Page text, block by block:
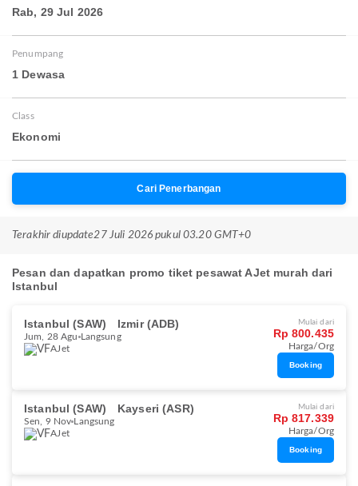
Rab, 29 Jul 2026
Penumpang
1 Dewasa
Class
Ekonomi
Cari Penerbangan
Terakhir diupdate27 Juli 2026 pukul 03.20 GMT+0
Pesan dan dapatkan promo tiket pesawat AJet murah dari
Istanbul
Istanbul (SAW) Izmir (ADB)
Jum, 28 Agu Langsung
AJet
Mulai dari
Rp 800.435
Harga/Org
Booking
Istanbul (SAW) Kayseri (ASR)
Sen, 9 Nov Langsung
AJet
Mulai dari
Rp 817.339
Harga/Org
Booking